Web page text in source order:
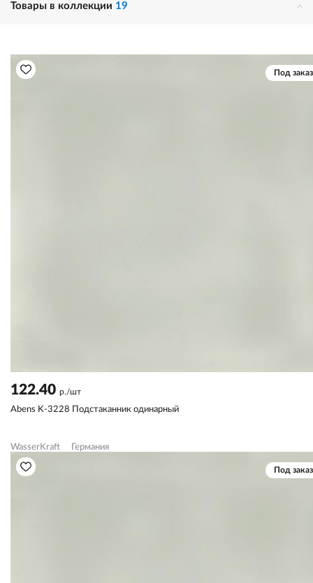
Товары в коллекции 19
Под заказ
122.40 р./шт
Abens K-3228 Подстаканник одинарный
WasserKraft Германия
Под заказ